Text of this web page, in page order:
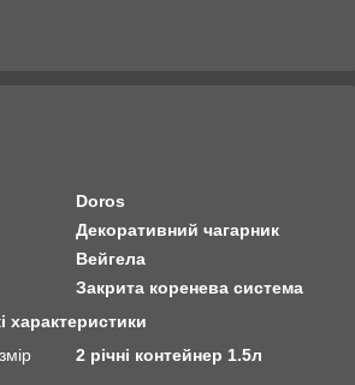
Doros
Декоративний чагарник
Вейгела
Закрита коренева система
характеристики
2 річні контейнер 1.5л